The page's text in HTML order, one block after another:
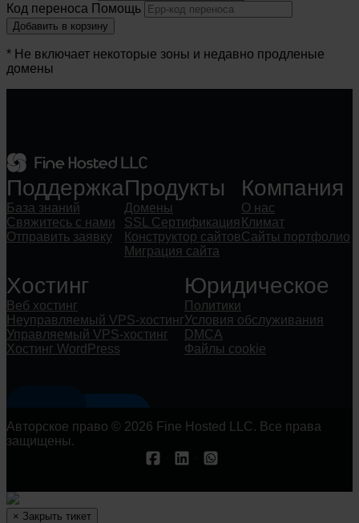
Код переноса Помощь
Добавить в корзину
* Не включает некоторые зоны и недавно продленые
домены
Поддержка
База знаний
Свяжитесь с нами
Отправить заявку
Продукты
Домены
SSL Сертификация
Конструктор сайтов
Миграция сайта
Компания
О нас
Климат
Сайты портфолио
Хостинг
Веб хостинг
Неуправляемый VPS-хостинг
Управляемый VPS-хостинг
Хостинг WordPress
Юридическое
Политики
Условия обслуживания
DMCA
Файлы cookie
Авторское право © 2026 Fine Hosted LLC. Все права
защищены.
× Закрыть тикет